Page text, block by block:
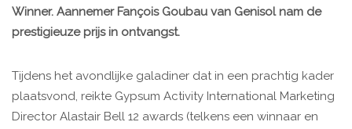
Winner. Aannemer Fançois Goubau van Genisol nam de
prestigieuze prijs in ontvangst.
Tijdens het avondlijke galadiner dat in een prachtig kader
plaatsvond, reikte Gypsum Activity International Marketing
Director Alastair Bell 12 awards (telkens een winnaar en